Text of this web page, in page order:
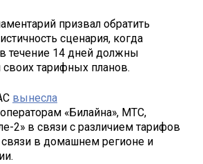
призвал обратить
сценария, когда
течение 14 дней должны
своих тарифных планов.
вынесла
«Билайна», МТС,
2» в связи с различием тарифов
связи в домашнем регионе и